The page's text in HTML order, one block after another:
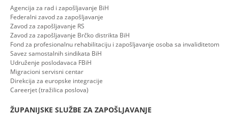
Agencija za rad i zapošljavanje BiH
Federalni zavod za zapošljavanje
Zavod za zapošljavanje RS
Zavod za zapošljavanje Brčko distrikta BiH
Fond za profesionalnu rehabilitaciju i zapošljavanje osoba sa invaliditetom
Savez samostalnih sindikata BiH
Udruženje poslodavaca FBiH
Migracioni servisni centar
Direkcija za europske integracije
Careerjet (tražilica poslova)
ŽUPANIJSKE SLUŽBE ZA ZAPOŠLJAVANJE